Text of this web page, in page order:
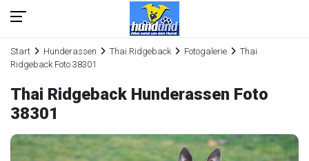
Start Hunderassen Thai Ridgeback Fotogalerie
Thai
Ridgeback Foto 38301
Thai Ridgeback Hunderassen Foto
38301